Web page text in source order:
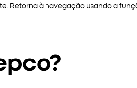
Retorna à navegação usando a